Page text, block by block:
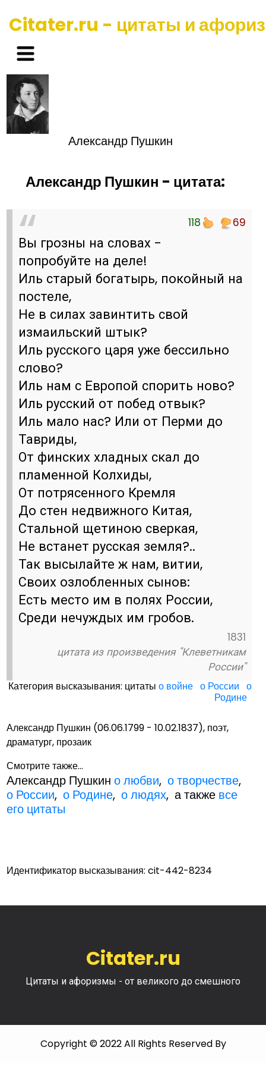
Citater.ru - цитаты и
Александр Пушкин
Александр Пушкин - цитата:
118 69
Вы грозны на словах -
попробуйте на деле!
Иль старый богатырь, покойный на
постеле,
Не в силах завинтить свой
измаильский штык?
Иль русского царя уже бессильно
слово?
Иль нам с Европой спорить ново?
Иль русский от побед отвык?
Иль мало нас? Или от Перми до
Тавриды,
От финских хладных скал до
пламенной Колхиды,
От потрясенного Кремля
До стен недвижного Китая,
Стальной щетиною сверкая,
Не встанет русская земля?..
Так высылайте ж нам, витии,
Своих озлобленных сынов:
Есть место им в полях России,
Среди нечуждых им гробов.
1831
цитата из произведения "Клеветникам
России"
Категория высказывания: цитатыо войне о России о
Родине
Александр Пушкин (06.06.1799 - 10.02.1837), поэт,
драматург, прозаик
Смотрите также...
Александр Пушкино любви,о творчестве,
о России,о Родине,о людях, а также все
его цитаты
Идентификатор высказывания: cit-442-8234
Citater.ru
Цитаты и афоризмы - от великого до смешного
Copyright © 2022 All Rights Reserved By